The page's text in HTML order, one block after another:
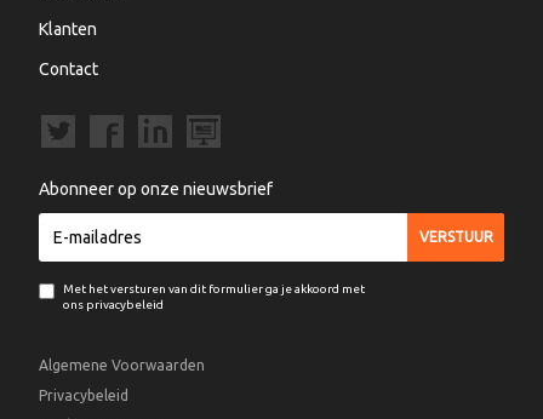
Klanten
Contact
Abonneer op onze nieuwsbrief
Met het versturen van dit formulier ga je akkoord met
ons privacybeleid
Algemene Voorwaarden
Privacybeleid